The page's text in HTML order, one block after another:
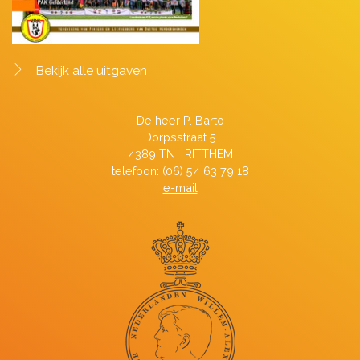
Bekijk alle uitgaven
De heer P. Barto
Dorpsstraat 5
4389 TN RITTHEM
telefoon: (06) 54 63 79 18
e-mail